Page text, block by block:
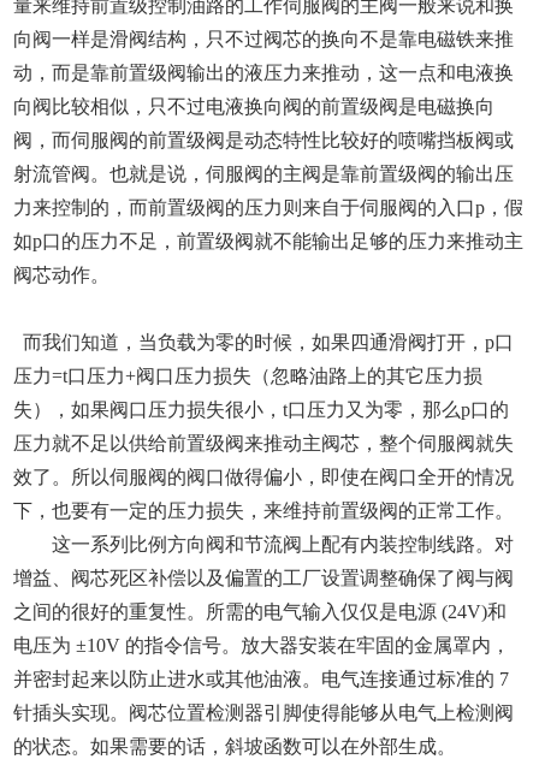
量来维持前置级控制油路的工作伺服阀的主阀一般来说和换
向阀一样是滑阀结构，只不过阀芯的换向不是靠电磁铁来推
动，而是靠前置级阀输出的液压力来推动，这一点和电液换
向阀比较相似，只不过电液换向阀的前置级阀是电磁换向
阀，而伺服阀的前置级阀是动态特性比较好的喷嘴挡板阀或
射流管阀。也就是说，伺服阀的主阀是靠前置级阀的输出压
力来控制的，而前置级阀的压力则来自于伺服阀的入口p，假
如p口的压力不足，前置级阀就不能输出足够的压力来推动主
阀芯动作。
而我们知道，当负载为零的时候，如果四通滑阀打开，p口
压力=t口压力+阀口压力损失（忽略油路上的其它压力损
失），如果阀口压力损失很小，t口压力又为零，那么p口的
压力就不足以供给前置级阀来推动主阀芯，整个伺服阀就失
效了。所以伺服阀的阀口做得偏小，即使在阀口全开的情况
下，也要有一定的压力损失，来维持前置级阀的正常工作。
这一系列比例方向阀和节流阀上配有内装控制线路。对
增益、阀芯死区补偿以及偏置的工厂设置调整确保了阀与阀
之间的很好的重复性。所需的电气输入仅仅是电源 (24V)和
电压为 ±10V 的指令信号。放大器安装在牢固的金属罩内，
并密封起来以防止进水或其他油液。电气连接通过标准的 7
针插头实现。阀芯位置检测器引脚使得能够从电气上检测阀
的状态。如果需要的话，斜坡函数可以在外部生成。